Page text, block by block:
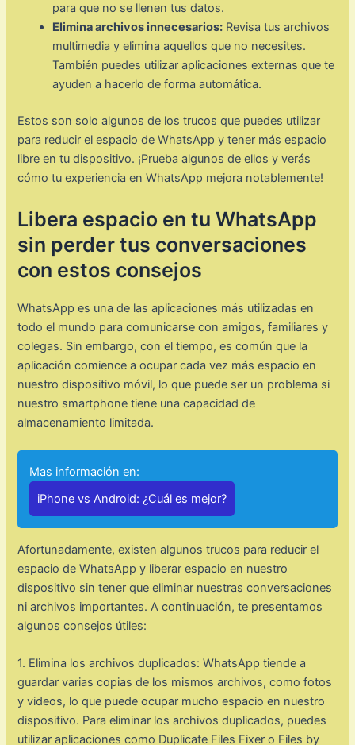
para que no se llenen tus datos.
Elimina archivos innecesarios: Revisa tus archivos
multimedia y elimina aquellos que no necesites.
También puedes utilizar aplicaciones externas que te
ayuden a hacerlo de forma automática.
Estos son solo algunos de los trucos que puedes utilizar
para reducir el espacio de WhatsApp y tener más espacio
libre en tu dispositivo. ¡Prueba algunos de ellos y verás
cómo tu experiencia en WhatsApp mejora notablemente!
Libera espacio en tu WhatsApp
sin perder tus conversaciones
con estos consejos
WhatsApp es una de las aplicaciones más utilizadas en
todo el mundo para comunicarse con amigos, familiares y
colegas. Sin embargo, con el tiempo, es común que la
aplicación comience a ocupar cada vez más espacio en
nuestro dispositivo móvil, lo que puede ser un problema si
nuestro smartphone tiene una capacidad de
almacenamiento limitada.
Mas información en:
iPhone vs Android: ¿Cuál es mejor?
Afortunadamente, existen algunos trucos para reducir el
espacio de WhatsApp y liberar espacio en nuestro
dispositivo sin tener que eliminar nuestras conversaciones
ni archivos importantes. A continuación, te presentamos
algunos consejos útiles:
1. Elimina los archivos duplicados: WhatsApp tiende a
guardar varias copias de los mismos archivos, como fotos
y videos, lo que puede ocupar mucho espacio en nuestro
dispositivo. Para eliminar los archivos duplicados, puedes
utilizar aplicaciones como Duplicate Files Fixer o Files by